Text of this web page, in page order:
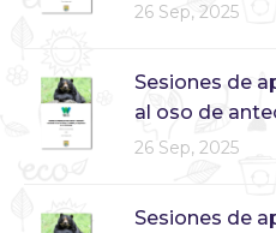
26 Sep, 2025
Sesiones de
al oso de
26 Sep, 2025
Sesiones de